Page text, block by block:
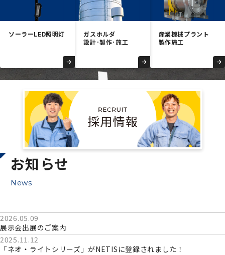
個人情報保護方針
Copyright © 2026 Ube Kohki Co.,ltd. All Rights Reserved.
産業機械プラント
製作施工
ガスホルダ
設計･製作･施工
ソーラーLED照明灯
お知らせ
News
2026.05.09
展示会出展のご案内
2025.11.12
「ネオ・ライトシリーズ」がNETISに登録されました！